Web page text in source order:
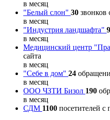
в месяц
"Белый слон" 30 звонков
в месяц
"Индустрия ландшафта"
в месяц
Медицинский центр
сайта
в месяц
"Себе в дом" 24
в месяц
ООО ЧЗТИ Бизол 190
в месяц
СДМ 1100 посетителей с